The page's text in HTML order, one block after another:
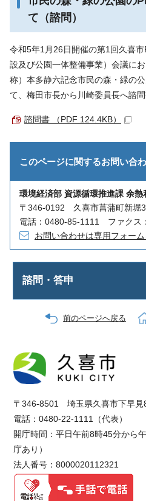
て（諮問）
令和5年1月26日開催の第1回久喜
設及び公園一体整備事業）会議に
称）本多静六記念市民の森・緑の
て、梅田市長から川崎委員長へ諮
諮問書 （PDF 124.4KB）
このページに関するお問い合
環境経済部 資源循環推進課 余熱
〒346-0192 久喜市菖蒲町新堀
電話：0480-85-1111 ファクス
お問い合わせは専用フォーム
諮問・答申
前のページへ戻る
〒346-8501 埼玉県久喜市下早見
電話：0480-22-1111（代表）
開庁時間：平日午前8時45分から
庁あり）
法人番号：8000020112321